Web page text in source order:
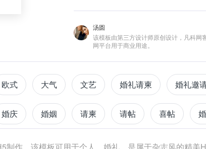
汤圆
该模板由第三方设计师原创设计，凡科网
网平台用于商业用途。
欧式 大气 文艺 婚礼请柬 婚礼邀
婚庆 婚姻 请柬 请帖 喜帖